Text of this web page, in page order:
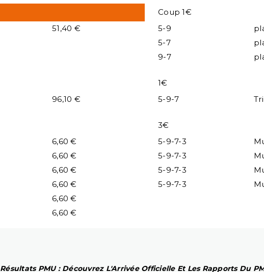
51,40 €
Coup 1€
5-9
5-7
9-7
96,10 €
1€
5-9-7
6,60 €
6,60 €
6,60 €
6,60 €
6,60 €
6,60 €
3€
5-9-7-3
5-9-7-3
5-9-7-3
5-9-7-3
Résultats PMU : Découvrez L'Arrivée Officielle Et Les Rapports Du